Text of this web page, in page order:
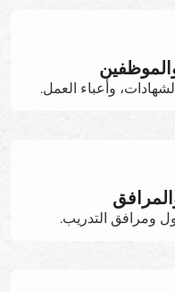
وأعباء العمل.
ومرافق التدريب.